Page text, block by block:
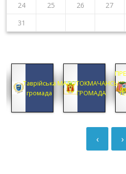
24
25 26 27
31
Таврійська
громада
МАЛОТОКМАЧАНСЬКА
ГРОМАДА
›
‹